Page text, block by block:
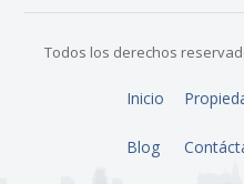
Todos los derechos
Inicio
Blog